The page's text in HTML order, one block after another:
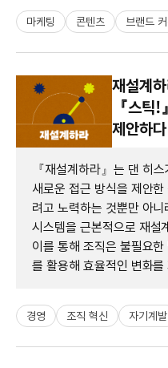
마케팅 콘텐츠 브랜드
재설계
『스틱
제안하다
『재설계하라』는 댄 히
새로운 접근 방식을 제안
려고 노력하는 것뿐만 아
시스템을 근본적으로 재설
이를 통해 조직은 불필요
를 활용해 효율적인 변화
경영 조직 혁신 자기계발